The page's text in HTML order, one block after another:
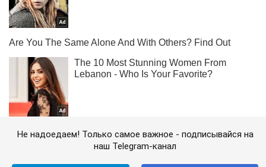
Не надоедаем! Только самое важное - подписывайся на
наш Telegram-канал